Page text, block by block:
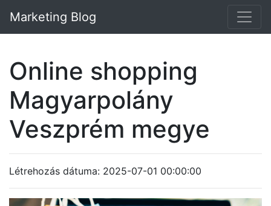
Marketing Blog
Online shopping
Magyarpolány
Veszprém megye
Létrehozás dátuma: 2025-07-01 00:00:00